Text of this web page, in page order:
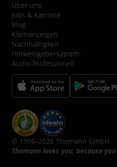
Über uns
Jobs & Karriere
Blog
Kleinanzeigen
Nachhaltigkeit
Hinweisgebersystem
Audio Professionell
© 1996–2026 Thomann GmbH.
Thomann loves you, because